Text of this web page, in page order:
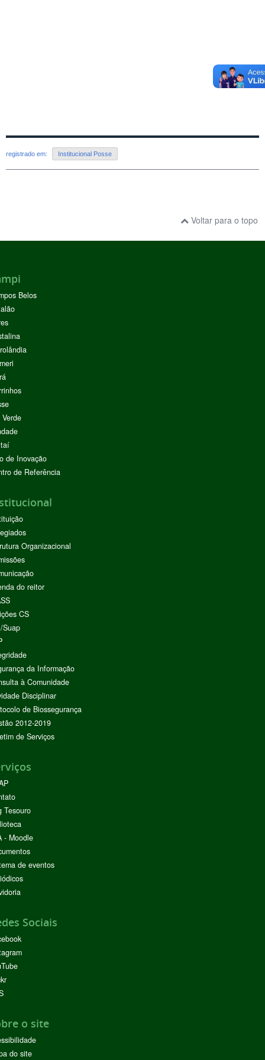
registrado em: Institucional Posse
Voltar para o topo
Belos
de Inovação
de Referência
Organizacional
do reitor
CS
Suap
da Informação
à Comunidade
Disciplinar
de Biossegurança
2012-2019
de Serviços
Tesouro
- Moodle
de eventos
Sociais
o site
do site